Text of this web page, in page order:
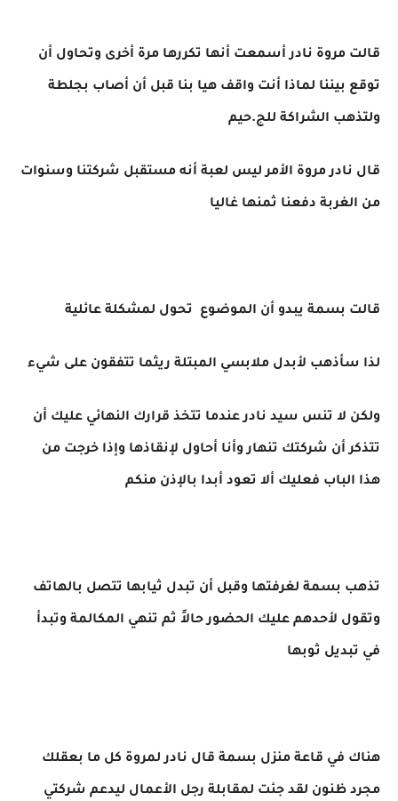
قالت مروة نادر أسمعت أنها تكررها مرة أخرى وتحاول أن
توقع بيننا لماذا أنت واقف هيا بنا قبل أن أصاب بجلطة
ولتذهب الشراكة للج.حيم
قال نادر مروة الأمر ليس لعبة أنه مستقبل شركتنا وسنوات
من الغربة دفعنا ثمنها غاليا
قالت بسمة يبدو أن الموضوع تحول لمشكلة عائلية
لذا سأذهب لأبدل ملابسي المبتلة ريثما تتفقون على شيء
ولكن لا تنس سيد نادر عندما تتخذ قرارك النهائي عليك أن
تتذكر أن شركتك تنهار وأنا أحاول لإنقاذها وإذا خرجت من
هذا الباب فعليك ألا تعود أبدا بالإذن منكم
تذهب بسمة لغرفتها وقبل أن تبدل ثيابها تتصل بالهاتف
وتقول لأحدهم عليك الحضور حالاً ثم تنهي المكالمة وتبدأ
في تبديل ثوبها
هناك في قاعة منزل بسمة قال نادر لمروة كل ما بعقلك
مجرد ظنون لقد جئت لمقابلة رجل الأعمال ليدعم شركتي